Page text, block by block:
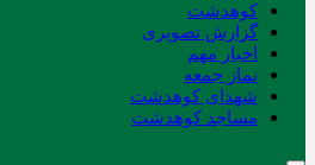
کوهدشت
گزارش تصویری
اخبار مهم
نماز جمعه
شهدای کوهدشت
مساجد کوهدشت